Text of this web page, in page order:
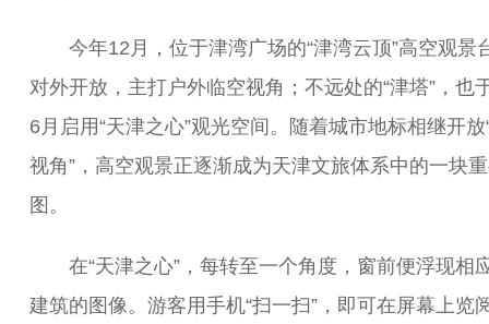
今年12月，位于津湾广场的“津湾云顶”高空观景
对外开放，主打户外临空视角；不远处的“津塔”，也
6月启用“天津之心”观光空间。随着城市地标相继开放
视角”，高空观景正逐渐成为天津文旅体系中的一块
图。
在“天津之心”，每转至一个角度，窗前便浮现相
建筑的图像。游客用手机“扫一扫”，即可在屏幕上览